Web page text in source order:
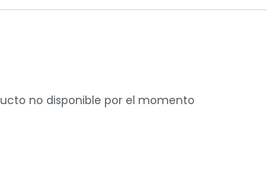
no disponible por el momento